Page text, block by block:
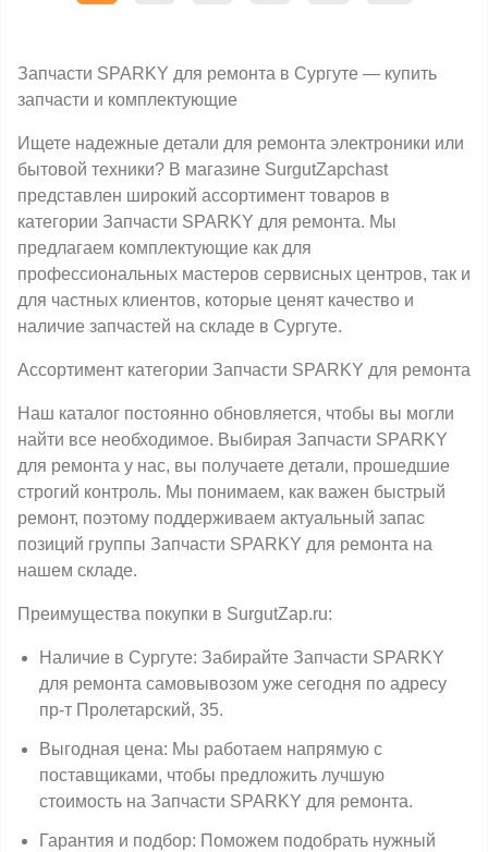
Запчасти SPARKY для ремонта в Сургуте — купить
запчасти и комплектующие
Ищете надежные детали для ремонта электроники или
бытовой техники? В магазине SurgutZapchast
представлен широкий ассортимент товаров в
категории Запчасти SPARKY для ремонта. Мы
предлагаем комплектующие как для
профессиональных мастеров сервисных центров, так и
для частных клиентов, которые ценят качество и
наличие запчастей на складе в Сургуте.
Ассортимент категории Запчасти SPARKY для ремонта
Наш каталог постоянно обновляется, чтобы вы могли
найти все необходимое. Выбирая Запчасти SPARKY
для ремонта у нас, вы получаете детали, прошедшие
строгий контроль. Мы понимаем, как важен быстрый
ремонт, поэтому поддерживаем актуальный запас
позиций группы Запчасти SPARKY для ремонта на
нашем складе.
Преимущества покупки в SurgutZap.ru:
Наличие в Сургуте: Забирайте Запчасти SPARKY
для ремонта самовывозом уже сегодня по адресу
пр-т Пролетарский, 35.
Выгодная цена: Мы работаем напрямую с
поставщиками, чтобы предложить лучшую
стоимость на Запчасти SPARKY для ремонта.
Гарантия и подбор: Поможем подобрать нужный